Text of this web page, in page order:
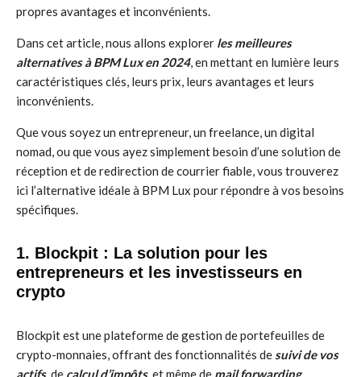
propres avantages et inconvénients.
Dans cet article, nous allons explorer les meilleures
alternatives à BPM Lux en 2024, en mettant en lumière leurs
caractéristiques clés, leurs prix, leurs avantages et leurs
inconvénients.
Que vous soyez un entrepreneur, un freelance, un digital
nomad, ou que vous ayez simplement besoin d’une solution de
réception et de redirection de courrier fiable, vous trouverez
ici l’alternative idéale à BPM Lux pour répondre à vos besoins
spécifiques.
1. Blockpit : La solution pour les
entrepreneurs et les investisseurs en
crypto
Blockpit est une plateforme de gestion de portefeuilles de
crypto-monnaies, offrant des fonctionnalités de suivi de vos
actifs, de calcul d’impôts, et même de mail forwarding.